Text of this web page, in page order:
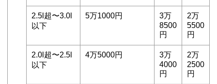
2.5l超〜3.0l
以下
5万1000円
3万
8500
円
2万
5500
円
2.0l超〜2.5l
以下
4万5000円
3万
4000
円
2万
2500
円